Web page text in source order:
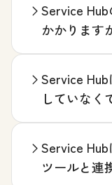
Service
かかります
Service
していなく
Service
ツールと連